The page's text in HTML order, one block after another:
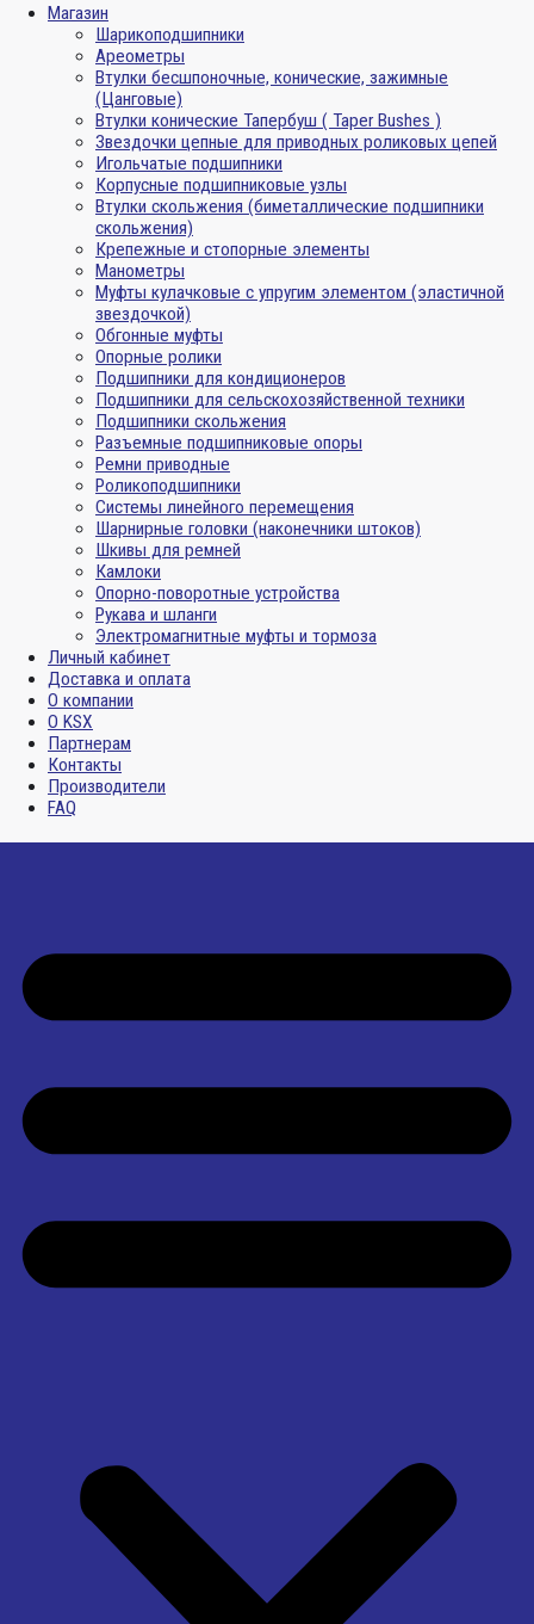
Магазин
Шарикоподшипники
Ареометры
Втулки бесшпоночные, конические, зажимные
(Цанговые)
Втулки конические Тапербуш ( Taper Bushes )
Звездочки цепные для приводных роликовых цепей
Игольчатые подшипники
Корпусные подшипниковые узлы
Втулки скольжения (биметаллические подшипники
скольжения)
Крепежные и стопорные элементы
Манометры
Муфты кулачковые с упругим элементом (эластичной
звездочкой)
Обгонные муфты
Опорные ролики
Подшипники для кондиционеров
Подшипники для сельскохозяйственной техники
Подшипники скольжения
Разъемные подшипниковые опоры
Ремни приводные
Роликоподшипники
Системы линейного перемещения
Шарнирные головки (наконечники штоков)
Шкивы для ремней
Камлоки
Опорно-поворотные устройства
Рукава и шланги
Электромагнитные муфты и тормоза
Личный кабинет
Доставка и оплата
О компании
О KSX
Партнерам
Контакты
Производители
FAQ